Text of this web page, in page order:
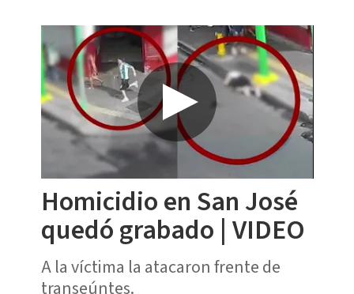
Homicidio en San José
quedó grabado | VIDEO
A la víctima la atacaron frente de
transeúntes.